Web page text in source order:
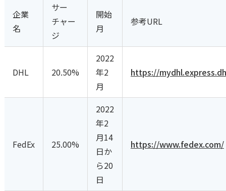
企業
名
サー
チャー
ジ
開始
月
参考URL
DHL 20.50%
2022
年2
月
https://
FedEx 25.00%
2022
年2
月14
日か
ら20
日
https://www.fedex.com/